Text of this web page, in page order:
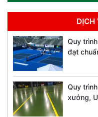
DỊCH
Quy
đạt
Quy
xưởng,